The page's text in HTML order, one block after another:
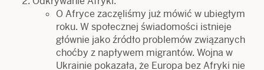
O Afryce zaczęliśmy już mówić w ubiegłym
roku. W społecznej świadomości istnieje
głównie jako źródło problemów związanych
choćby z napływem migrantów. Wojna w
Ukrainie pokazała, że Europa bez Afryki nie